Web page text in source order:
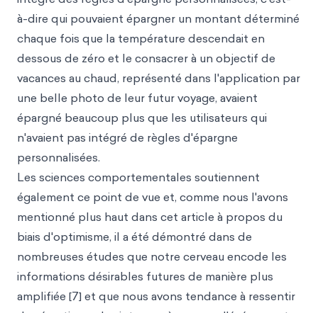
à-dire qui pouvaient épargner un montant déterminé
chaque fois que la température descendait en
dessous de zéro et le consacrer à un objectif de
vacances au chaud, représenté dans l'application par
une belle photo de leur futur voyage, avaient
épargné beaucoup plus que les utilisateurs qui
n'avaient pas intégré de règles d'épargne
personnalisées.
Les sciences comportementales soutiennent
également ce point de vue et, comme nous l'avons
mentionné plus haut dans cet article à propos du
biais d'optimisme, il a été démontré dans de
nombreuses études que notre cerveau encode les
informations désirables futures de manière plus
amplifiée [7] et que nous avons tendance à ressentir